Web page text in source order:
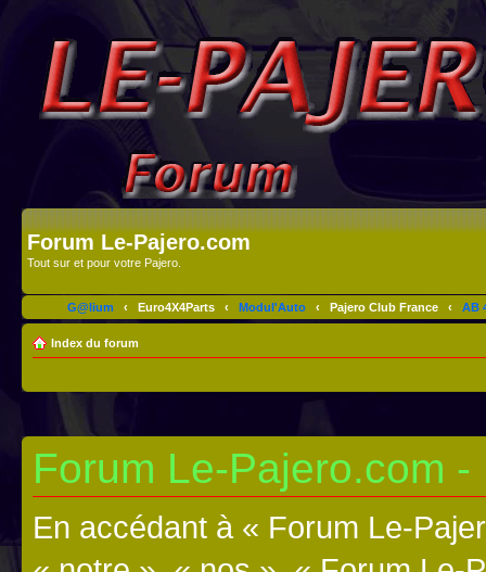
Forum Le-Pajero.com
Tout sur et pour votre Pajero.
G@lium ‹ Euro4X4Parts ‹ Modul'Auto ‹ Pajero Club France ‹ AB
Index du forum
Forum Le-Pajero.com
En accédant à « Forum Le-